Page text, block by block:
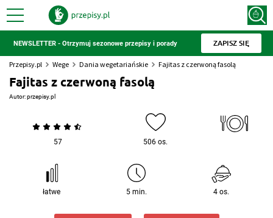
NEWSLETTER - Otrzymuj sezonowe przepisy i porady ZAPISZ SIĘ
Przepisy.pl Wege Dania wegetariańskie Fajitas z czerwoną fasolą
Fajitas z czerwoną fasolą
Autor:przepisy.pl
57 506 os.
łatwe 5 min. 4 os.